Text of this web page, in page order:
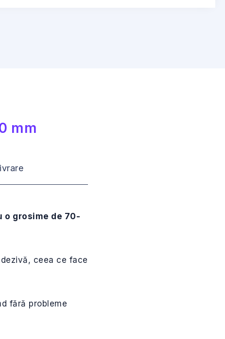
mm
o grosime de 70-
ceea ce face
fără probleme